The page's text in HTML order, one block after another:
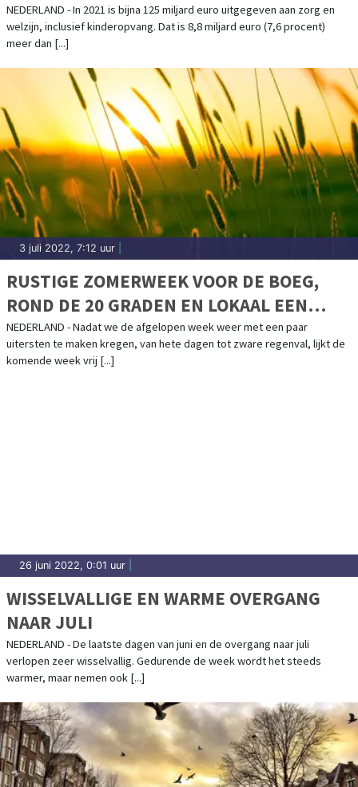
NEDERLAND - In 2021 is bijna 125 miljard euro uitgegeven aan zorg en
welzijn, inclusief kinderopvang. Dat is 8,8 miljard euro (7,6 procent)
meer dan [...]
3 juli 2022, 7:12 uur
RUSTIGE ZOMERWEEK VOOR DE BOEG,
ROND DE 20 GRADEN EN LOKAAL EEN
BUITJE MOGELIJK
NEDERLAND - Nadat we de afgelopen week weer met een paar
uitersten te maken kregen, van hete dagen tot zware regenval, lijkt de
komende week vrij [...]
26 juni 2022, 0:01 uur
WISSELVALLIGE EN WARME OVERGANG
NAAR JULI
NEDERLAND - De laatste dagen van juni en de overgang naar juli
verlopen zeer wisselvallig. Gedurende de week wordt het steeds
warmer, maar nemen ook [...]